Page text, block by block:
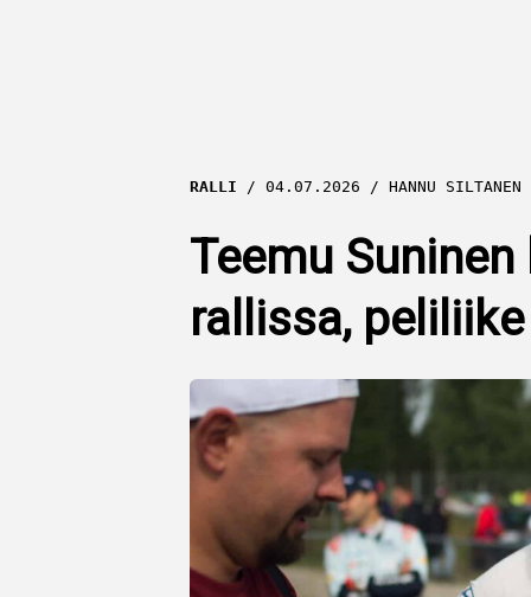
RALLI 04.07.2026 HANNU SILTANEN
Teemu
rallissa,